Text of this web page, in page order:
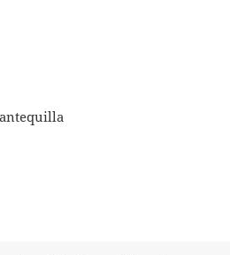
berenjena